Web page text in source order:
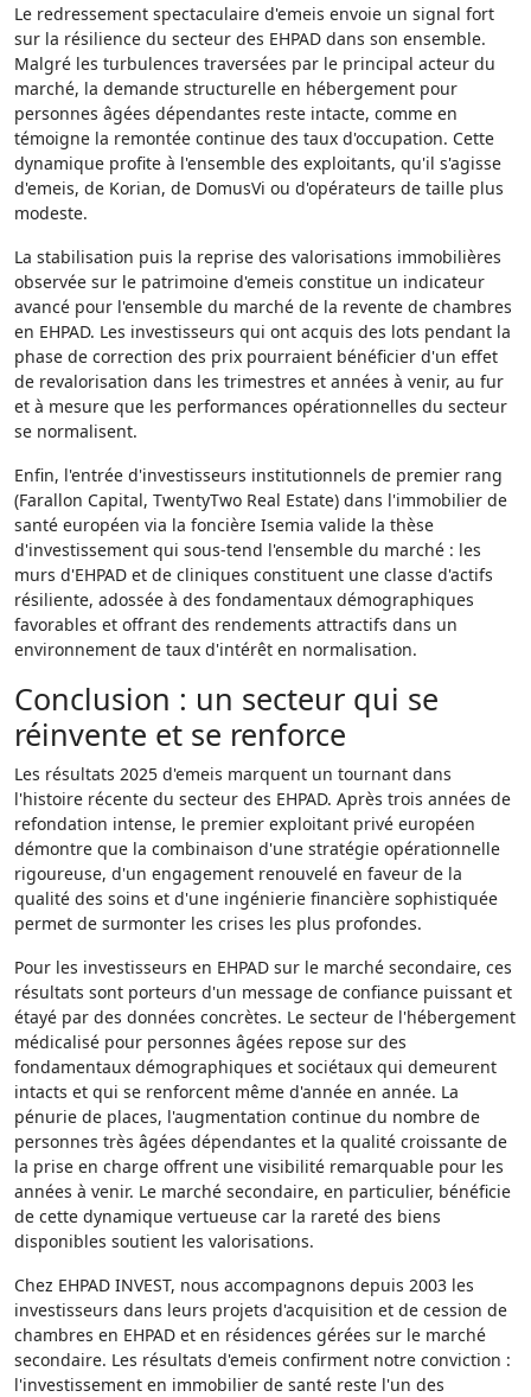
Le redressement spectaculaire d'emeis envoie un signal fort
sur la résilience du secteur des EHPAD dans son ensemble.
Malgré les turbulences traversées par le principal acteur du
marché, la demande structurelle en hébergement pour
personnes âgées dépendantes reste intacte, comme en
témoigne la remontée continue des taux d'occupation. Cette
dynamique profite à l'ensemble des exploitants, qu'il s'agisse
d'emeis, de Korian, de DomusVi ou d'opérateurs de taille plus
modeste.
La stabilisation puis la reprise des valorisations immobilières
observée sur le patrimoine d'emeis constitue un indicateur
avancé pour l'ensemble du marché de la revente de chambres
en EHPAD. Les investisseurs qui ont acquis des lots pendant la
phase de correction des prix pourraient bénéficier d'un effet
de revalorisation dans les trimestres et années à venir, au fur
et à mesure que les performances opérationnelles du secteur
se normalisent.
Enfin, l'entrée d'investisseurs institutionnels de premier rang
(Farallon Capital, TwentyTwo Real Estate) dans l'immobilier de
santé européen via la foncière Isemia valide la thèse
d'investissement qui sous-tend l'ensemble du marché : les
murs d'EHPAD et de cliniques constituent une classe d'actifs
résiliente, adossée à des fondamentaux démographiques
favorables et offrant des rendements attractifs dans un
environnement de taux d'intérêt en normalisation.
Conclusion : un secteur qui se
réinvente et se renforce
Les résultats 2025 d'emeis marquent un tournant dans
l'histoire récente du secteur des EHPAD. Après trois années de
refondation intense, le premier exploitant privé européen
démontre que la combinaison d'une stratégie opérationnelle
rigoureuse, d'un engagement renouvelé en faveur de la
qualité des soins et d'une ingénierie financière sophistiquée
permet de surmonter les crises les plus profondes.
Pour les investisseurs en EHPAD sur le marché secondaire, ces
résultats sont porteurs d'un message de confiance puissant et
étayé par des données concrètes. Le secteur de l'hébergement
médicalisé pour personnes âgées repose sur des
fondamentaux démographiques et sociétaux qui demeurent
intacts et qui se renforcent même d'année en année. La
pénurie de places, l'augmentation continue du nombre de
personnes très âgées dépendantes et la qualité croissante de
la prise en charge offrent une visibilité remarquable pour les
années à venir. Le marché secondaire, en particulier, bénéficie
de cette dynamique vertueuse car la rareté des biens
disponibles soutient les valorisations.
Chez EHPAD INVEST, nous accompagnons depuis 2003 les
investisseurs dans leurs projets d'acquisition et de cession de
chambres en EHPAD et en résidences gérées sur le marché
secondaire. Les résultats d'emeis confirment notre conviction :
l'investissement en immobilier de santé reste l'un des